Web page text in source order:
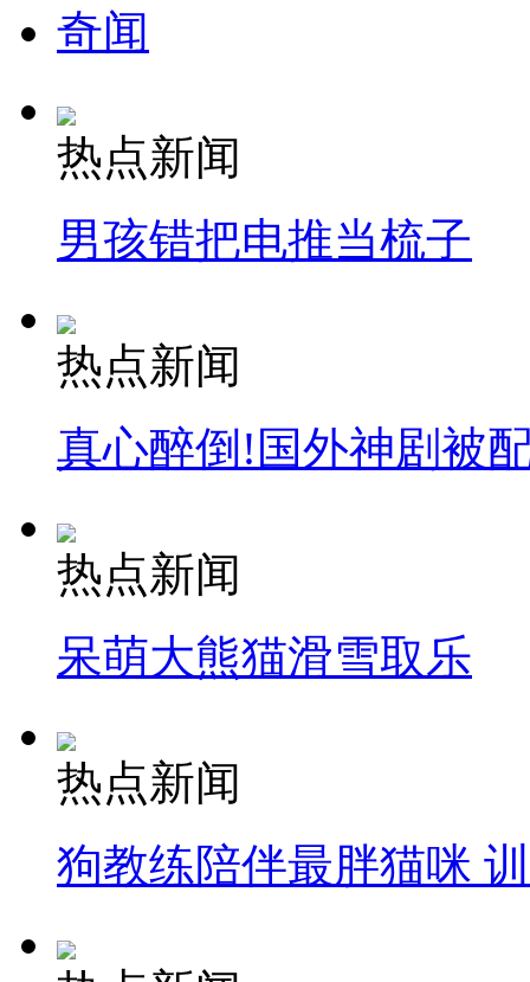
奇闻
热点新闻
男孩错把电推当梳子
热点新闻
真心醉倒!国外神剧被
热点新闻
呆萌大熊猫滑雪取乐
热点新闻
狗教练陪伴最胖猫咪